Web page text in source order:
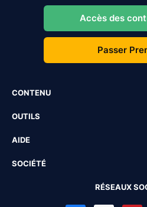
Accès des
Passer
CONTENU
OUTILS
AIDE
SOCIÉTÉ
RÉSEAUX